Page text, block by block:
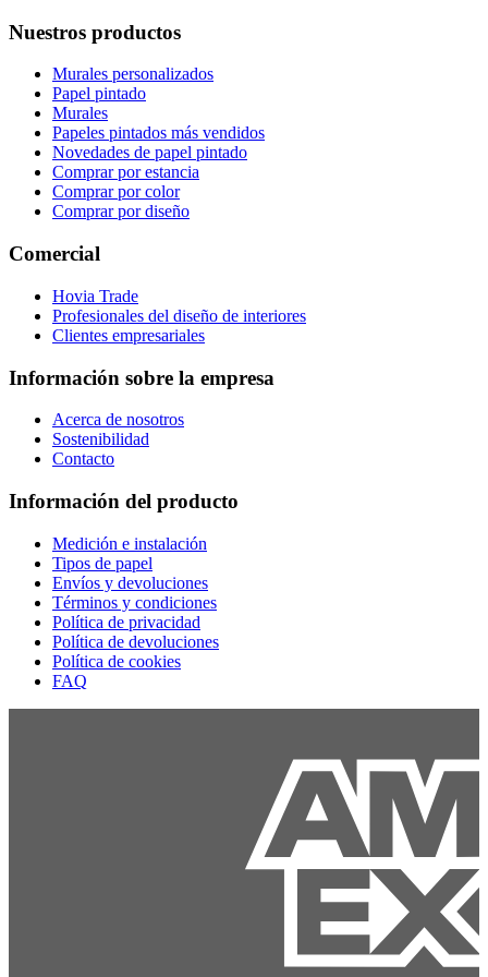
Nuestros productos
Murales personalizados
Papel pintado
Murales
Papeles pintados más vendidos
Novedades de papel pintado
Comprar por estancia
Comprar por color
Comprar por diseño
Comercial
Hovia Trade
Profesionales del diseño de interiores
Clientes empresariales
Información sobre la empresa
Acerca de nosotros
Sostenibilidad
Contacto
Información del producto
Medición e instalación
Tipos de papel
Envíos y devoluciones
Términos y condiciones
Política de privacidad
Política de devoluciones
Política de cookies
FAQ